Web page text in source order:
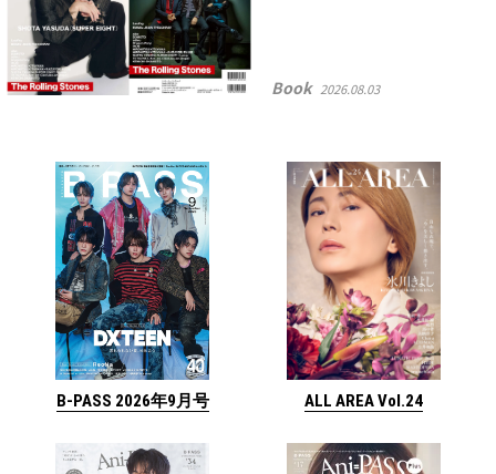
Book 2026.08.03
B-PASS 2026年9月号 ALL AREA Vol.24